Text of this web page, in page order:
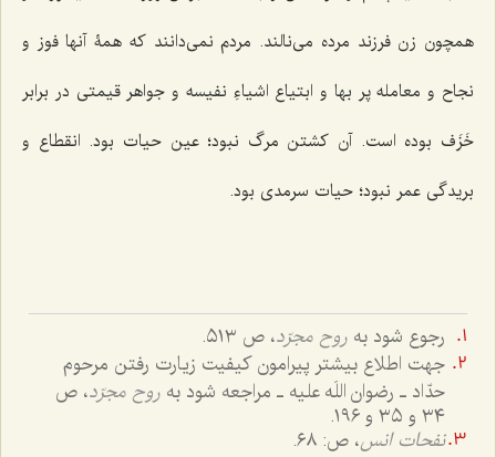
همچون زن فرزند مرده می‌نالند. مردم نمی‌دانند که همۀ آنها فوز و
نجاح و معامله پر بها و ابتیاع اشیاءِ نفیسه و جواهر قیمتی در برابر
خَزَف بوده است. آن کشتن مرگ نبود؛ عین حیات بود. انقطاع و
بریدگی عمر نبود؛ حیات سرمدی بود.
رجوع شود به روح مجرّد، ص ٥١٣.
جهت اطلاع بیشتر پیرامون کیفیت زیارت رفتن مرحوم
حدّاد ـ رضوان اللَه علیه ـ مراجعه شود به روح مجرّد، ص
٣٤ و ٣٥ و ١٩٦.
نفحات انس، ص: ٦٨.